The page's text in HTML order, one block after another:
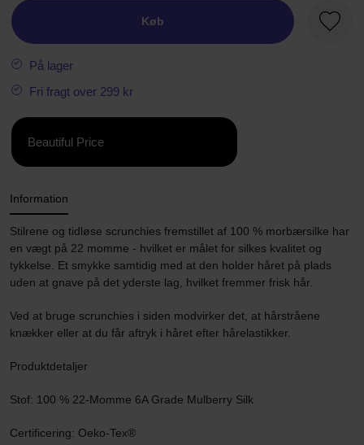
Køb
På lager
Fri fragt over 299 kr
Beautiful Price
Information
Stilrene og tidløse scrunchies fremstillet af 100 % morbærsilke har
en vægt på 22 momme - hvilket er målet for silkes kvalitet og
tykkelse. Et smykke samtidig med at den holder håret på plads
uden at gnave på det yderste lag, hvilket fremmer frisk hår.
Ved at bruge scrunchies i siden modvirker det, at hårstråene
knækker eller at du får aftryk i håret efter hårelastikker.
Produktdetaljer
Stof: 100 % 22-Momme 6A Grade Mulberry Silk
Certificering: Oeko-Tex®